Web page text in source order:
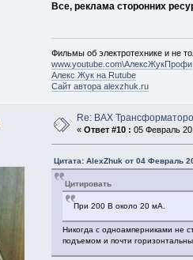
Все, реклама сторонних
Фильмы об электротехнике и не
www.youtube.com\АлексЖукПрофи
Алекс Жук на Rutube
Сайт автора alexzhuk.ru
Re: ВАХ
« Ответ #10 : 05 Февраль
Цитата: AlexZhuk от 04 Февраль
Цитировать
При 200 В около 20 мА.
Никогда с одноамперниками не
подъемом и почти